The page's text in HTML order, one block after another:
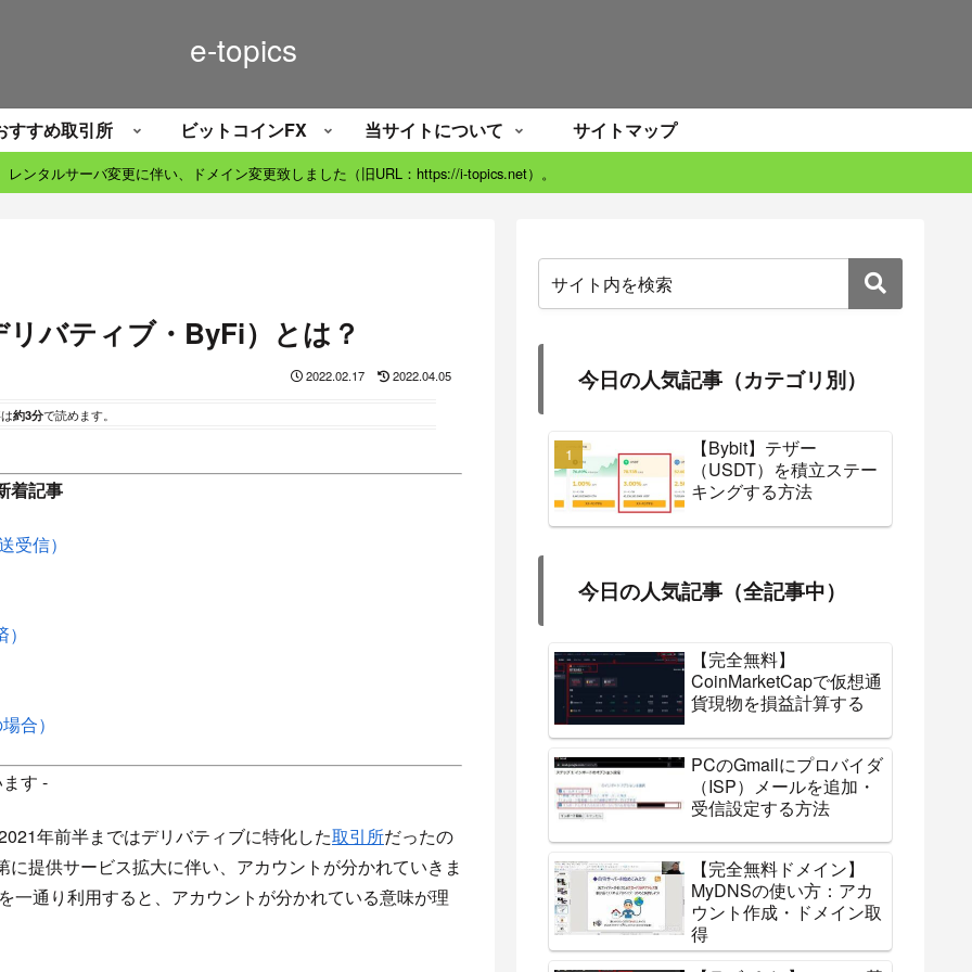
e-topics
すすめ取引所 ビットコインFX 当サイトについて サイトマップ
レンタルサーバ変更に伴い、ドメイン変更致しました（旧URL：https://i-topics.net）。
バティブ・ByFi）とは？
2022.02.17 2022.04.05
約3分で読めます。
着記事
受信）
合）
す -
年前半まではデリバティブに特化した取引所だったの
提供サービス拡大に伴い、アカウントが分かれていきま
一通り利用すると、アカウントが分かれている意味が理
今日の人気記事（カテゴリ別）
【Bybit】テザー
（USDT）を積立ステー
キングする方法
今日の人気記事（全記事中）
【完全無料】
CoinMarketCapで仮想通
貨現物を損益計算する
PCのGmailにプロバイダ
（ISP）メールを追加・
受信設定する方法
【完全無料ドメイン】
MyDNSの使い方：アカ
ウント作成・ドメイン取
得